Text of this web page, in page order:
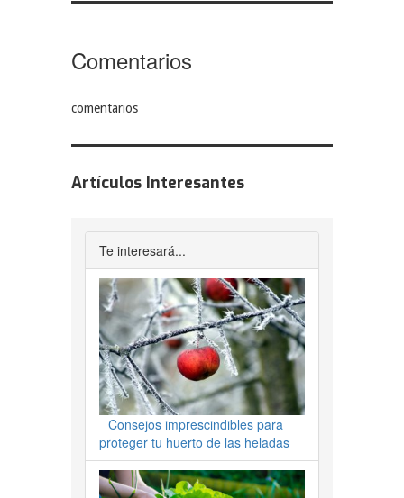
Comentarios
comentarios
Artículos Interesantes
Te interesará...
Consejos imprescindibles para
proteger tu huerto de las heladas